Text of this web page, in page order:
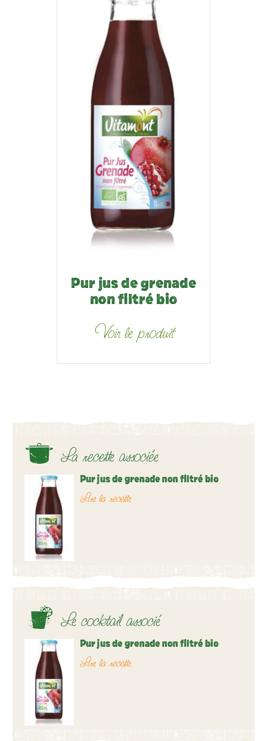
Pur jus de grenade
non filtré bio
Voir le produit
La recette associée
Pur jus de grenade non filtré bio
Lire la recette
Le cocktail associé
Pur jus de grenade non filtré bio
Lire la recette